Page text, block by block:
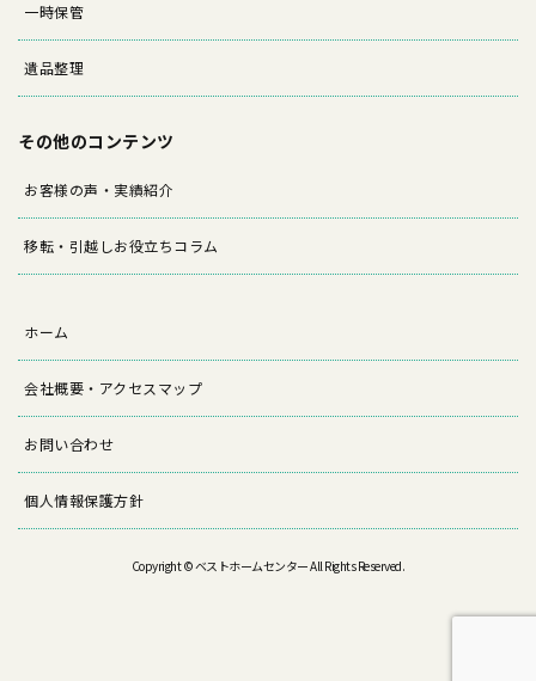
一時保管
遺品整理
その他のコンテンツ
お客様の声・実績紹介
移転・引越しお役立ちコラム
ホーム
会社概要・アクセスマップ
お問い合わせ
個人情報保護方針
Copyright © ベストホームセンター All Rights Reserved.